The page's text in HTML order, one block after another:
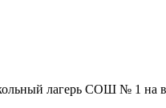
лагерь СОШ № 1 на